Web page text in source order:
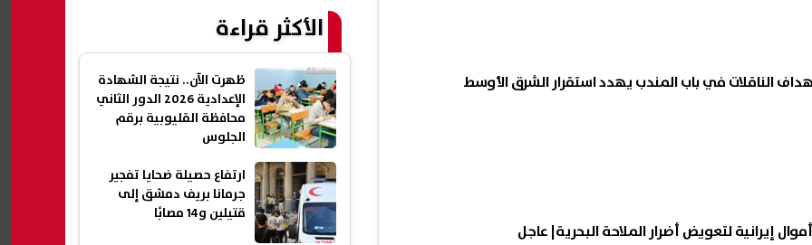
الناقلات في باب المندب يهدد استقرار الشرق الأوسط
إيرانية لتعويض أضرار الملاحة البحرية| عاجل
الأكثر قراءة
ظهرت الآن.. نتيجة الشهادة
الإعدادية 2026 الدور الثاني
محافظة القليوبية برقم
الجلوس
ارتفاع حصيلة ضحايا تفجير
جرمانا بريف دمشق إلى
قتيلين و14 مصابًا